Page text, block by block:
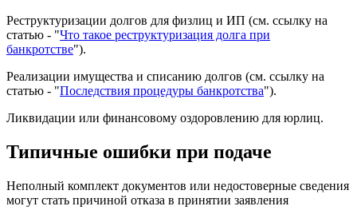
Реструктуризации долгов для физлиц и ИП (см. ссылку на
статью - "Что такое реструктуризация долга при
банкротстве").
Реализации имущества и списанию долгов (см. ссылку на
статью - "Последствия процедуры банкротства").
Ликвидации или финансовому оздоровлению для юрлиц.
Типичные ошибки при подаче
Неполный комплект документов или недостоверные сведения
могут стать причиной отказа в принятии заявления